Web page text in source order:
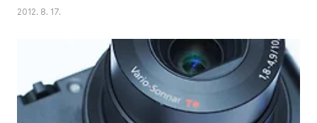
수 없을 만큼 멋진 색감과 선명한 화질을 자랑하는데요. 이번 포스팅에는 3박
니 RX100 주요스팩 - 2020만 화소 엑스모어(Exmor) 1인치 CMOS 센서
(일반 디지털 카메라보다 4배 이상 큰 센서) - 칼자이스 바리오 조나 F1.8 렌즈
채용 - 3.6배 광학 줌 및 초해상 줌 - 광학식 손떨림 보정 - 멀티샷 NR(노이즈
감소) - 팝업 방식의 내장 플래시 - ISO 25600 지..
2012. 8. 17.